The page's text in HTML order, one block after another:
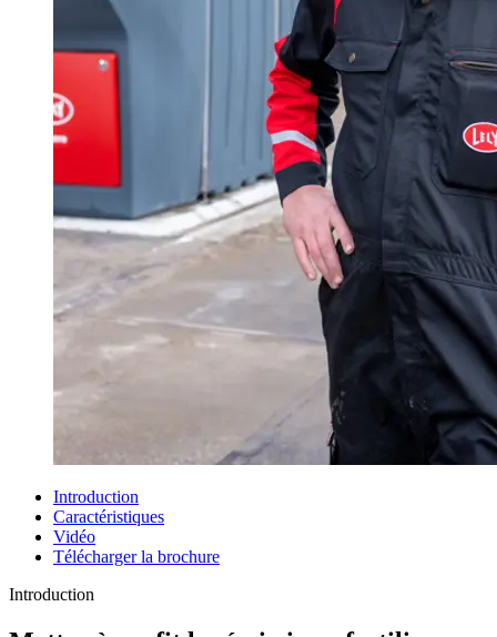
Introduction
Caractéristiques
Vidéo
Télécharger la brochure
Introduction